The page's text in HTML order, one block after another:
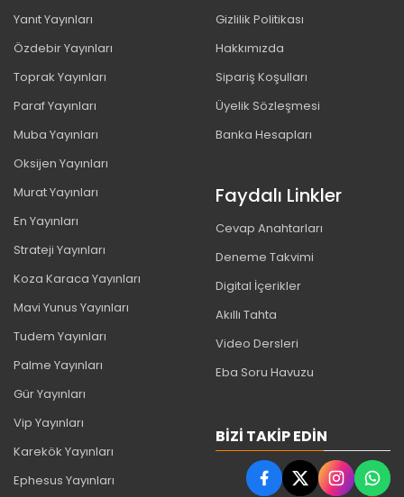
Yanıt Yayınları
Özdebir Yayınları
Toprak Yayınları
Paraf Yayınları
Muba Yayınları
Oksijen Yayınları
Murat Yayınları
En Yayınları
Strateji Yayınları
Koza Karaca Yayınları
Mavi Yunus Yayınları
Tudem Yayınları
Palme Yayınları
Gür Yayınları
Vip Yayınları
Karekök Yayınları
Ephesus Yayınları
Gizlilik Politikası
Hakkımızda
Sipariş Koşulları
Üyelik Sözleşmesi
Banka Hesapları
Faydalı Linkler
Cevap Anahtarları
Deneme Takvimi
Digital İçerikler
Akıllı Tahta
Video Dersleri
Eba Soru Havuzu
BIZI TAKIP EDIN